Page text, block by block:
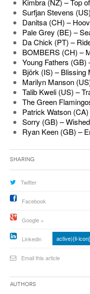
Kimbra (NZ) – Top
Surfjan Stevens
Danitsa (CH) –
Pale Grey (BE) –
Da Chick (PT) –
BOMBERS (CH) –
Young Fathers (GB)
Björk (IS) – Blissing
Marilyn Manson
Talib Kweli (US) –
The Green
Patrick Watson
Sorry (GB) – Wished
Ryan Keen (GB) –
Sharing
Twitter
Facebook
Google +
Linkedin active){li-
Email this article
Authors